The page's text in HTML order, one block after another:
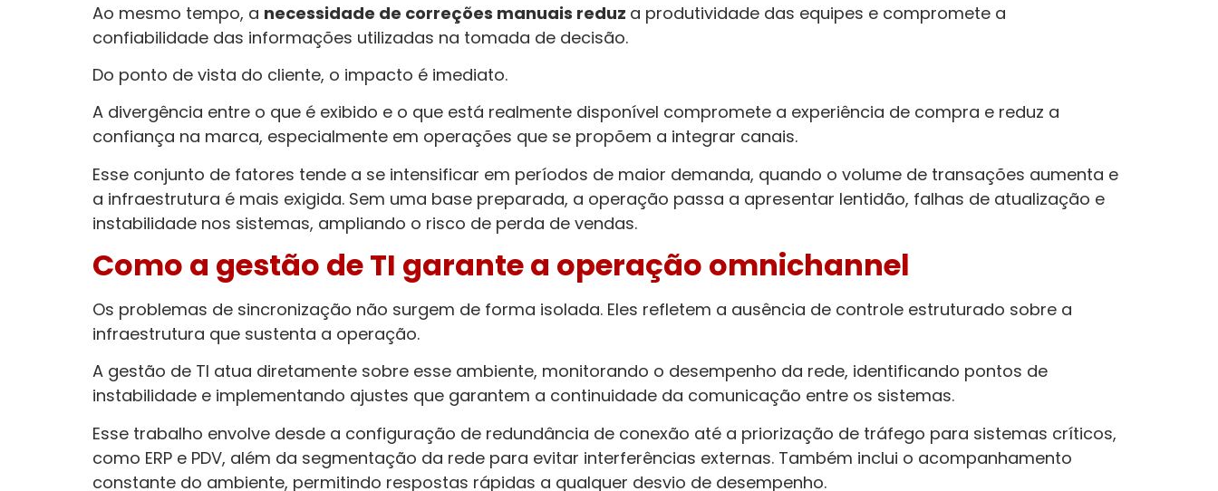
Ao mesmo tempo, a necessidade de correções manuais reduz a produtividade das equipes e compromete a
confiabilidade das informações utilizadas na tomada de decisão.
Do ponto de vista do cliente, o impacto é imediato.
A divergência entre o que é exibido e o que está realmente disponível compromete a experiência de compra e reduz a
confiança na marca, especialmente em operações que se propõem a integrar canais.
Esse conjunto de fatores tende a se intensificar em períodos de maior demanda, quando o volume de transações aumenta e
a infraestrutura é mais exigida. Sem uma base preparada, a operação passa a apresentar lentidão, falhas de atualização e
instabilidade nos sistemas, ampliando o risco de perda de vendas.
Como a gestão de TI garante a operação omnichannel
Os problemas de sincronização não surgem de forma isolada. Eles refletem a ausência de controle estruturado sobre a
infraestrutura que sustenta a operação.
A gestão de TI atua diretamente sobre esse ambiente, monitorando o desempenho da rede, identificando pontos de
instabilidade e implementando ajustes que garantem a continuidade da comunicação entre os sistemas.
Esse trabalho envolve desde a configuração de redundância de conexão até a priorização de tráfego para sistemas críticos,
como ERP e PDV, além da segmentação da rede para evitar interferências externas. Também inclui o acompanhamento
constante do ambiente, permitindo respostas rápidas a qualquer desvio de desempenho.